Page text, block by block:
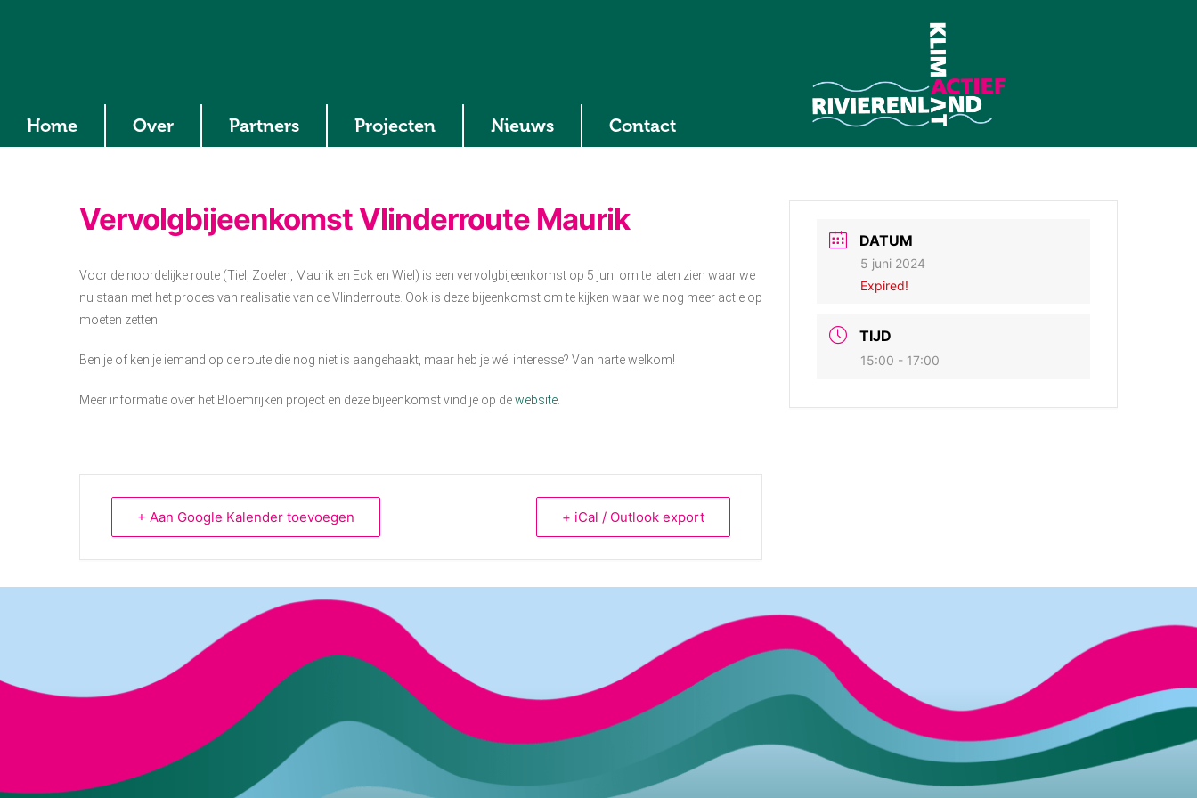
Home Over Partners Projecten Nieuws Contact
Vervolgbijeenkomst Vlinderroute Maurik
Voor de noordelijke route (Tiel, Zoelen, Maurik en Eck en Wiel) is een vervolgbijeenkomst op 5 juni om te laten zien waar we
nu staan met het proces van realisatie van de Vlinderroute. Ook is deze bijeenkomst om te kijken waar we nog meer actie op
moeten zetten
Ben je of ken je iemand op de route die nog niet is aangehaakt, maar heb je wél interesse? Van harte welkom!
Meer informatie over het Bloemrijken project en deze bijeenkomst vind je op dewebsite
+ Aan Google Kalender toevoegen + iCal / Outlook export
DATUM
5 juni 2024
Expired!
TIJD
15:00 - 17:00